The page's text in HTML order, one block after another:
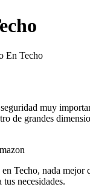
En Techo
muy
de grandes
Techo, nada
necesidades.